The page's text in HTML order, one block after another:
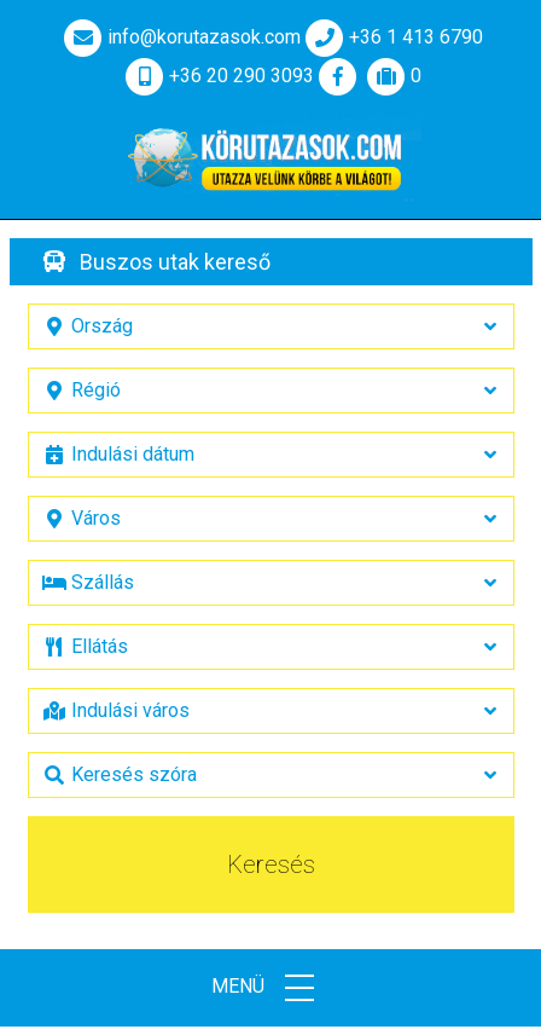
info@korutazasok.com
+36 1 413 6790
+36 20 290 3093
0
Buszos utak kereső
Keresés
MENÜ